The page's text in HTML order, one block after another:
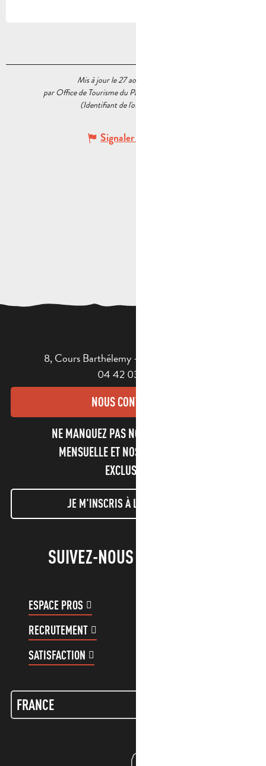
Mis à jour le 27 août 2024 à 14:36
par Office de Tourisme du Pays d’Aubagne et de l’Étoile
(Identifiant de l'offre :
Signaler une erreur
8, Cours Barthélemy - 13400 AUBAGNE
04 42 03 49 98
NOUS CONTACTER
NE MANQUEZ PAS NOTRE NEWSLETTER
MENSUELLE ET NOS INFORMATIONS
EXCLUSIVES !
JE M'INSCRIS À LA NEWSLETTER
SUIVEZ-NOUS !
ESPACE PROS
RECRUTEMENT
SATISFACTION